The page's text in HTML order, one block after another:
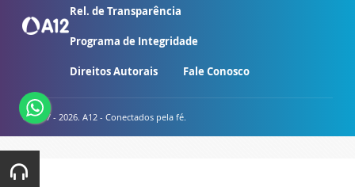
Rel. de Transparência
Programa de Integridade
Direitos Autorais Fale Conosco
© 2007 - 2026. A12 - Conectados pela fé.